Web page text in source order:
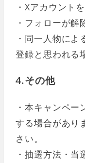
・Xアカウント
・フォローが解
・同一人物に
登録と思われる
4.その他
・本キャンペー
する場合があり
さい。
・抽選方法・